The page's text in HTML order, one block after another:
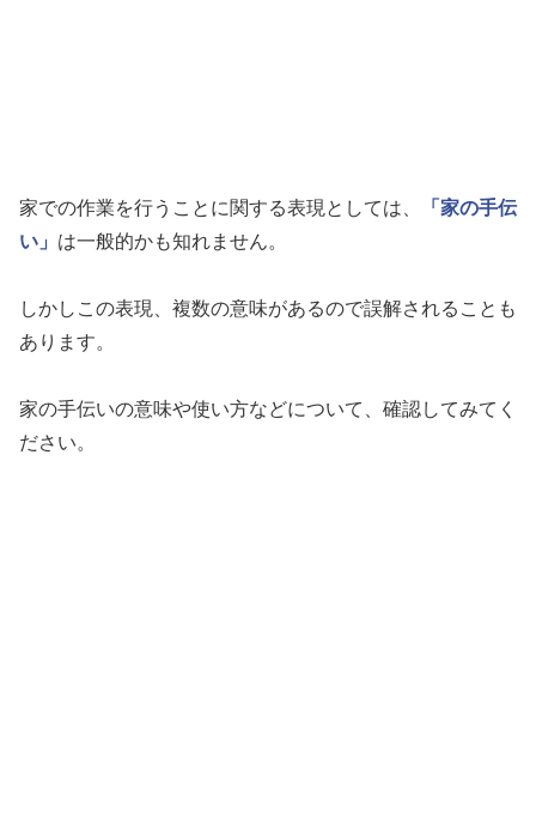
家での作業を行うことに関する表現としては、
「家の手伝
い」 は一般的かも知れません。
しかしこの表現、複数の意味があるので誤解されることも
あります。
家の手伝いの意味や使い方などについて、確認してみてく
ださい。